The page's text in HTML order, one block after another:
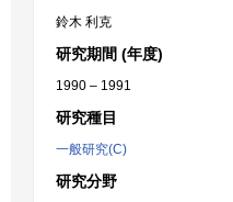
鈴木 利克
研究期間 (年度)
1990 – 1991
研究種目
一般研究(C)
研究分野